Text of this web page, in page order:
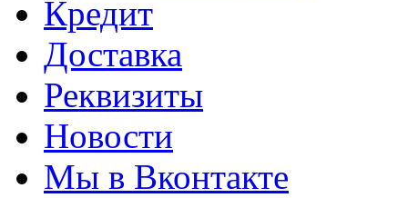
Кредит
Доставка
Реквизиты
Новости
Мы в Вконтакте